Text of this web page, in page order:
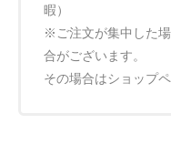
暇）
※ご注文が集中した
合がございます。
その場合はショップ